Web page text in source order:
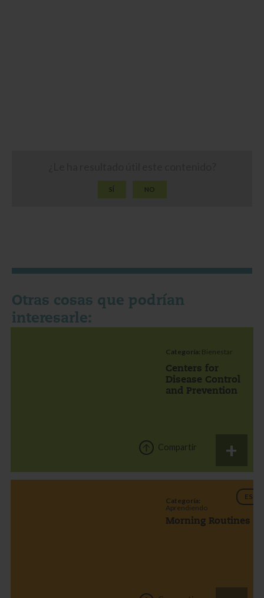
SÍ NO
Otras cosas que podrían
interesarle:
Categoría: Bienestar
Centers for
Disease Control
and Prevention
Compartir
Categoría:
Aprendiendo
ES
Morning Routines